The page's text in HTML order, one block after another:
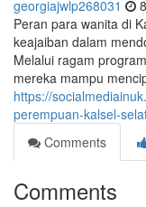
georgiajwlp268031
Peran para wanita di
keajaiban dalam
Melalui ragam
mereka mampu
https://
perempuan-kalsel-
Comments
Comments